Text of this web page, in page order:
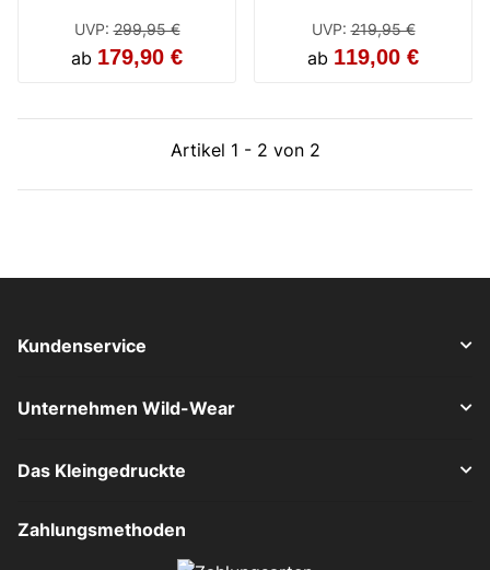
schwarz
UVP:299,95 €
ab 179,90 €
UVP:219,95 €
ab 119,00 €
Artikel 1 - 2 von 2
Kundenservice
Unternehmen Wild-Wear
Das Kleingedruckte
Zahlungsmethoden